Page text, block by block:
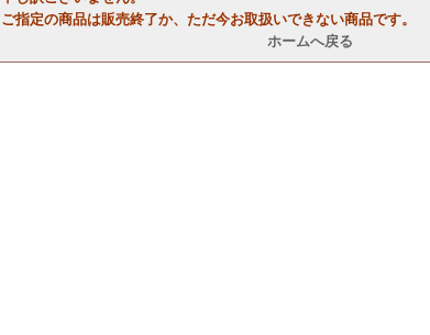
ご指定の商品は販売終了か、ただ今お取扱いできない商品です。
ホームへ戻る